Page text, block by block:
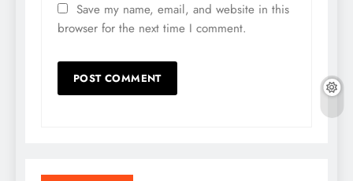
Save my name, email, and website in this
browser for the next time I comment.